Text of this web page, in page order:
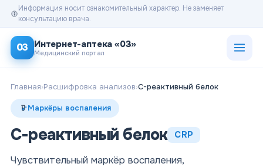
Информация носит ознакомительный характер. Не заменяет
консультацию врача.
03 Интернет-аптека «03»
Медицинский портал
Главная›Расшифровка анализов›C-реактивный белок
Маркёры воспаления
C-реактивный белок CRP
Чувствительный маркёр воспаления,